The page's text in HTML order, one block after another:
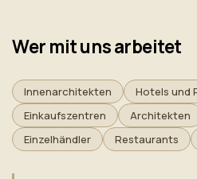
Wer mit uns arbeitet
Innenarchitekten
Hotels und
Einkaufszentren
Architekten
Einzelhändler
Restaurants